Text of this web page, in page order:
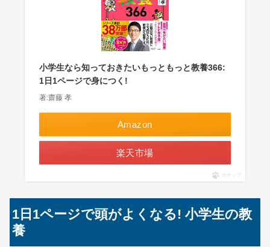
小学生なら知っておきたいもっともっと教養366:
1日1ページで身につく!
著:齋藤 孝
Amazon
楽天市場
ポチップ
1日1ページで頭がよくなる! 小学生の教
養